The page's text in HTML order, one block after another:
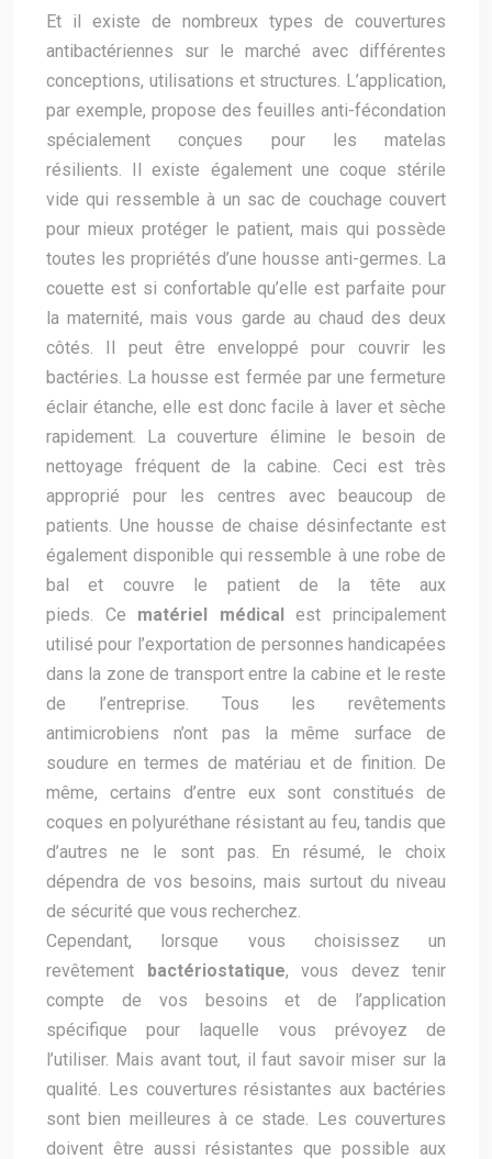
Et il existe de nombreux types de couvertures
antibactériennes sur le marché avec différentes
conceptions, utilisations et structures. L’application,
par exemple, propose des feuilles anti-fécondation
spécialement conçues pour les matelas
résilients. Il existe également une coque stérile
vide qui ressemble à un sac de couchage couvert
pour mieux protéger le patient, mais qui possède
toutes les propriétés d’une housse anti-germes. La
couette est si confortable qu’elle est parfaite pour
la maternité, mais vous garde au chaud des deux
côtés. Il peut être enveloppé pour couvrir les
bactéries. La housse est fermée par une fermeture
éclair étanche, elle est donc facile à laver et sèche
rapidement. La couverture élimine le besoin de
nettoyage fréquent de la cabine. Ceci est très
approprié pour les centres avec beaucoup de
patients. Une housse de chaise désinfectante est
également disponible qui ressemble à une robe de
bal et couvre le patient de la tête aux
pieds. Ce matériel médicalest principalement
utilisé pour l’exportation de personnes handicapées
dans la zone de transport entre la cabine et le reste
de l’entreprise. Tous les revêtements
antimicrobiens n’ont pas la même surface de
soudure en termes de matériau et de finition. De
même, certains d’entre eux sont constitués de
coques en polyuréthane résistant au feu, tandis que
d’autres ne le sont pas. En résumé, le choix
dépendra de vos besoins, mais surtout du niveau
de sécurité que vous recherchez.
Cependant, lorsque vous choisissez un
revêtement bactériostatique, vous devez tenir
compte de vos besoins et de l’application
spécifique pour laquelle vous prévoyez de
l’utiliser. Mais avant tout, il faut savoir miser sur la
qualité. Les couvertures résistantes aux bactéries
sont bien meilleures à ce stade. Les couvertures
doivent être aussi résistantes que possible aux